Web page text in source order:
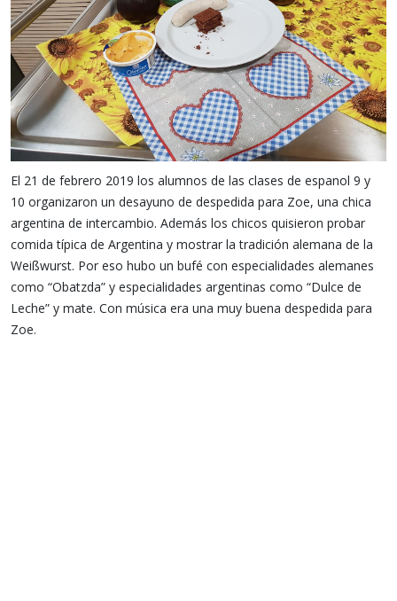
El 21 de febrero 2019 los alumnos de las clases de espanol 9 y
10 organizaron un desayuno de despedida para Zoe, una chica
argentina de intercambio. Además los chicos quisieron probar
comida típica de Argentina y mostrar la tradición alemana de la
Weißwurst. Por eso hubo un bufé con especialidades alemanes
como “Obatzda” y especialidades argentinas como “Dulce de
Leche” y mate. Con música era una muy buena despedida para
Zoe.